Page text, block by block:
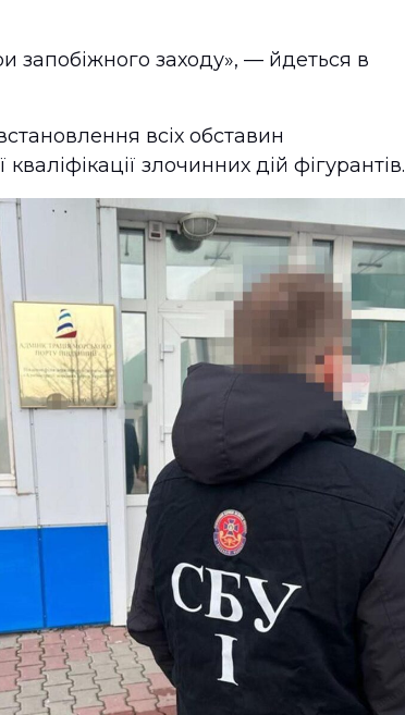
запобіжного заходу», — йдеться в
всіх обставин
злочинних дій фігурантів.